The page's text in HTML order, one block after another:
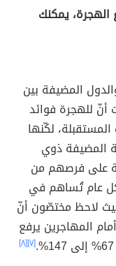
الهجرة، يمكنك
المضيفة بين
أنّ للهجرة فوائد
لكّنها
المضيفة ذوي
على فرصهم من
عام تُساهم في
لاحظ مختصّون أنّ
المهاجرين يرفع
[٧] [٨]